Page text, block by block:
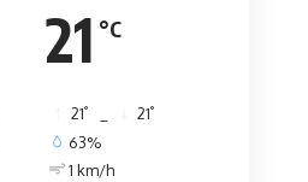
21 °C
21° 21°
63%
1 km/h